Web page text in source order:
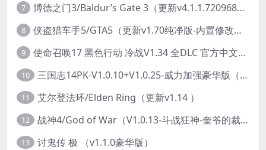
7 博德之门3/Baldur’s Gate 3（更新v4.1.1.7209685）
8 侠盗猎车手5/GTA5（更新v1.70纯净版-内置修改器+通关存档）
9 使命召唤17 黑色行动 冷战V1.34 全DLC 官方中文版COD17
10 三国志14PK-V1.0.10+V1.0.25-威力加强豪华版（武将面容套装-全DLC+季票+特典+中文语音+编辑修改器）
11 艾尔登法环/Elden Ring（更新v1.14 ）
12 战神4/God of War（V1.0.13-斗战狂神-奎爷的裁决+全DLC）
13 讨鬼传 极 （v1.1.0豪华版）